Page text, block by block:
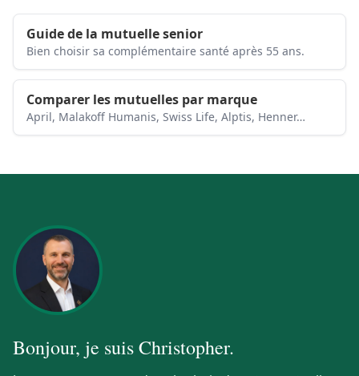
Guide de la mutuelle senior
Bien choisir sa complémentaire santé après 55 ans.
Comparer les mutuelles par marque
April, Malakoff Humanis, Swiss Life, Alptis, Henner…
Bonjour, je suisChristopher.